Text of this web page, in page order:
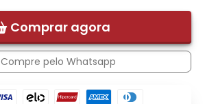
Comprar agora
Compre pelo Whatsapp